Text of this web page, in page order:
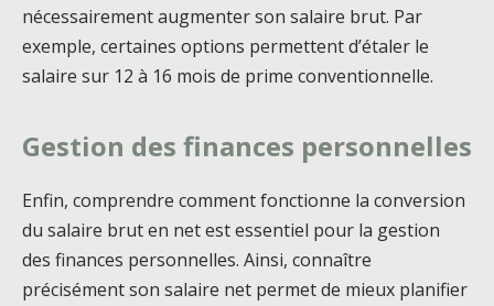
nécessairement augmenter son salaire brut. Par
exemple, certaines options permettent d’étaler le
salaire sur 12 à 16 mois de prime conventionnelle.
Gestion des finances personnelles
Enfin, comprendre comment fonctionne la conversion
du salaire brut en net est essentiel pour la gestion
des finances personnelles. Ainsi, connaître
précisément son salaire net permet de mieux planifier